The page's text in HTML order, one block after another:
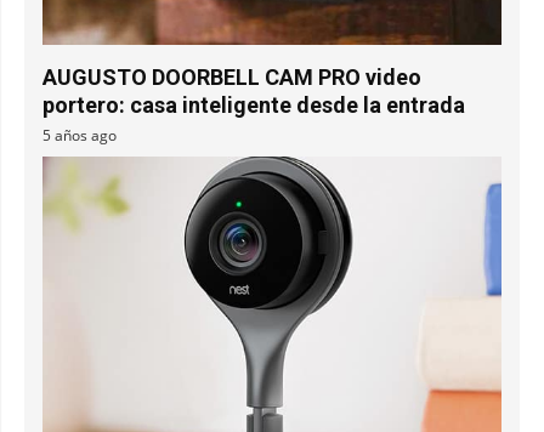
AUGUSTO DOORBELL CAM PRO video
portero: casa inteligente desde la entrada
5 años ago